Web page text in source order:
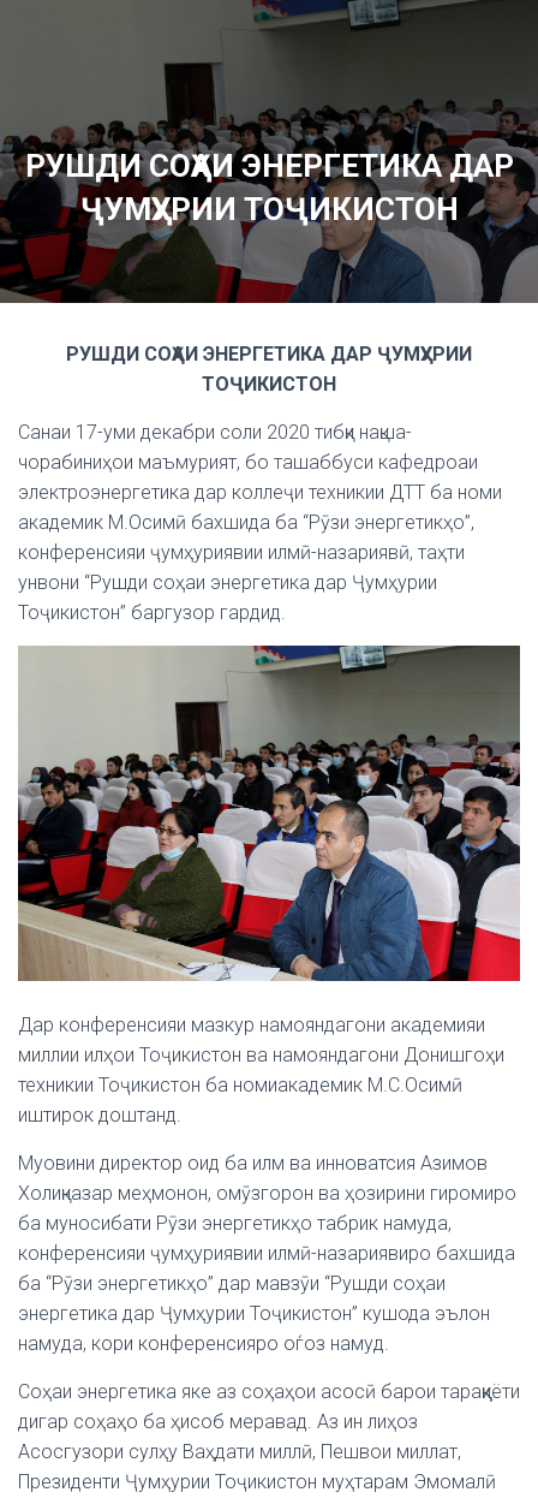
РУШДИ СОҲАИ ЭНЕРГЕТИКА ДАР
ҶУМҲУРИИ ТОҶИКИСТОН
РУШДИ СОҲАИ ЭНЕРГЕТИКА ДАР ҶУМҲУРИИ
ТОҶИКИСТОН
Санаи 17-уми декабри соли 2020 тибқи нақша-
чорабиниҳои маъмурият, бо ташаббуси кафедроаи
электроэнергетика дар коллеҷи техникии ДТТ ба номи
академик М.Осимӣ бахшида ба “Рӯзи энергетикҳо”,
конференсияи ҷумҳуриявии илмӣ-назариявӣ, таҳти
унвони “Рушди соҳаи энергетика дар Ҷумҳурии
Тоҷикистон” баргузор гардид.
Дар конференсияи мазкур намояндагони академияи
миллии илҳои Тоҷикистон ва намояндагони Донишгоҳи
техникии Тоҷикистон ба номиакадемик М.С.Осимӣ
иштирок доштанд.
Муовини директор оид ба илм ва инноватсия Азимов
Холиқназар меҳмонон, омӯзгорон ва ҳозирини гиромиро
ба муносибати Рӯзи энергетикҳо табрик намуда,
конференсияи ҷумҳуриявии илмӣ-назариявиро бахшида
ба “Рӯзи энергетикҳо” дар мавзӯи “Рушди соҳаи
энергетика дар Ҷумҳурии Тоҷикистон” кушода эълон
намуда, кори конференсияро оѓоз намуд.
Соҳаи энергетика яке аз соҳаҳои асосӣ барои тараққиёти
дигар соҳаҳо ба ҳисоб меравад. Аз ин лиҳоз
Асосгузори сулҳу Ваҳдати миллӣ, Пешвои миллат,
Президенти Ҷумҳурии Тоҷикистон муҳтарам Эмомалӣ